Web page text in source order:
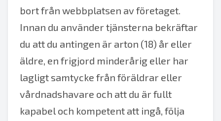
bort från webbplatsen av företaget.
Innan du använder tjänsterna bekräftar
du att du antingen är arton (18) år eller
äldre, en frigjord minderårig eller har
lagligt samtycke från föräldrar eller
vårdnadshavare och att du är fullt
kapabel och kompetent att ingå, följa